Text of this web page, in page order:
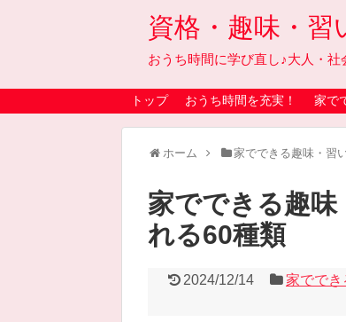
資格・趣味・習
おうち時間に学び直し♪大人・
トップ おうち時間を充実！ 家で
ホーム 家でできる趣味・習
家でできる趣
れる60種類
2024/12/14 家ででき